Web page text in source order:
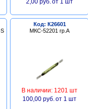
Код: К26601
МКС-52201 гр.А
В наличии: 1201 шт
100,00 руб. от 1 шт